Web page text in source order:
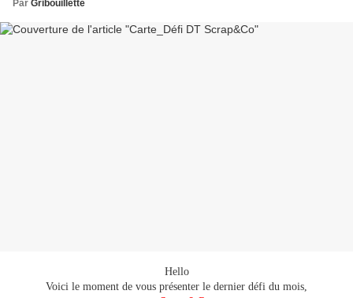
Par Gribouillette
Hello
Voici le moment de vous présenter le dernier défi du mois,